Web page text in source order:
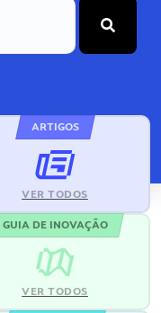
ARTIGOS
VER TODOS
GUIA DE INOVAÇÃO
VER TODOS